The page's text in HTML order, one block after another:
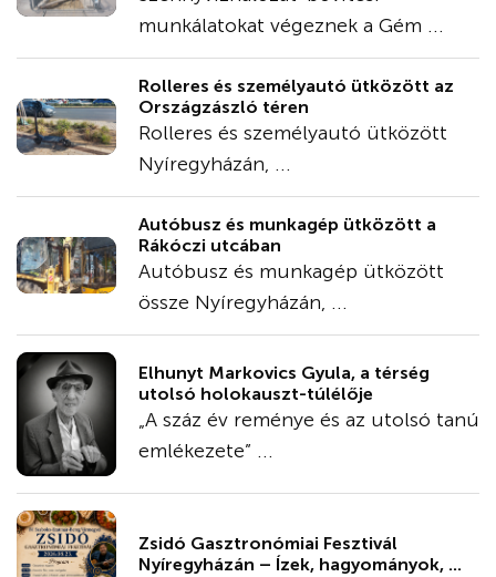
munkálatokat végeznek a Gém ...
Rolleres és személyautó ütközött az
Országzászló téren
Rolleres és személyautó ütközött
Nyíregyházán, ...
Autóbusz és munkagép ütközött a
Rákóczi utcában
Autóbusz és munkagép ütközött
össze Nyíregyházán, ...
Elhunyt Markovics Gyula, a térség
utolsó holokauszt-túlélője
„A száz év reménye és az utolsó tanú
emlékezete” ...
Zsidó Gasztronómiai Fesztivál
Nyíregyházán – Ízek, hagyományok, ...